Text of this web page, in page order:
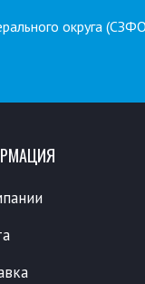
округа